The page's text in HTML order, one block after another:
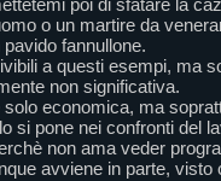
poi di sfatare la
o un martire da
fannullone.
a questi esempi, ma
non significativa.
economica, ma
si pone nei confronti del
non ama veder
avviene in parte, visto